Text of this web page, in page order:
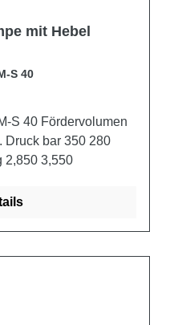
mit Hebel
S 40
2,850 3,550